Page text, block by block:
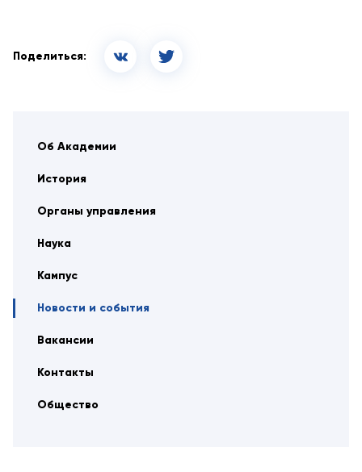
Об Академии
История
Органы управления
Наука
Кампус
Новости и события
Вакансии
Контакты
Общество
Поделиться: